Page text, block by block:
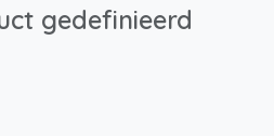
gedefinieerd